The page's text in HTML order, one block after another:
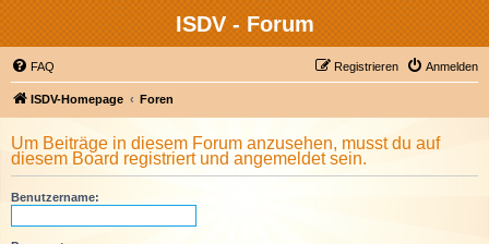
ISDV - Forum
FAQ Anmelden
Registrieren
ISDV-Homepage Foren
Um Beiträge in diesem Forum anzusehen, musst du auf
diesem Board registriert und angemeldet sein.
Benutzername: